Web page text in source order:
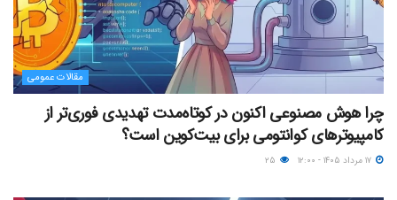
مقالات عمومی
چرا هوش مصنوعی اکنون در کوتاه‌مدت تهدیدی فوری‌تر از
کامپیوترهای کوانتومی برای بیت‌کوین است؟